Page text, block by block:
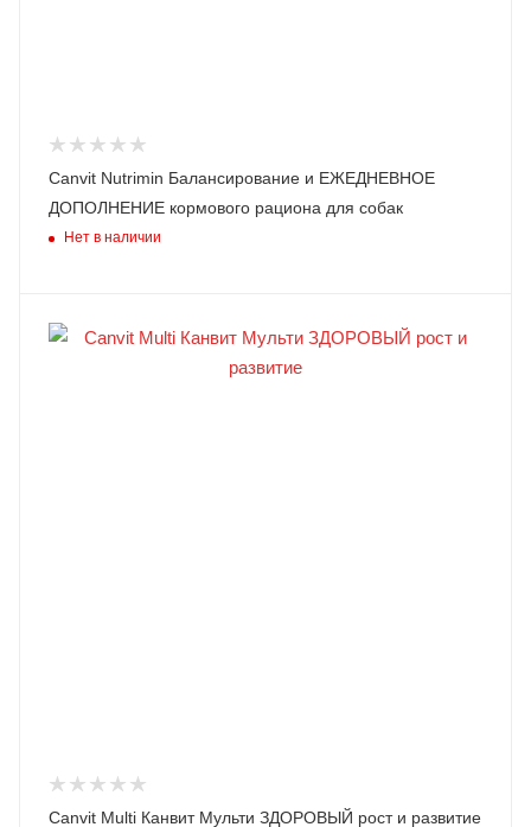
Canvit Nutrimin Балансирование и ЕЖЕДНЕВНОЕ
ДОПОЛНЕНИЕ кормового рациона для собак
Нет в наличии
Canvit Multi Канвит Мульти ЗДОРОВЫЙ рост и развитие